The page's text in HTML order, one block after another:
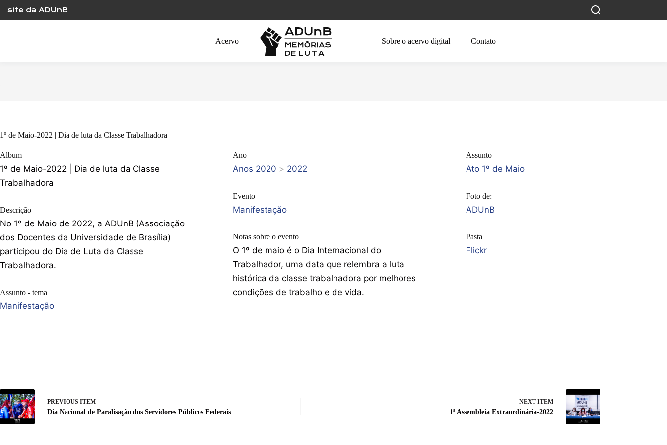
content
site da ADUnB
Acervo Sobre o acervo digital Contato
1º de Maio-2022 | Dia de luta da Classe Trabalhadora
Album
1º de Maio-2022 | Dia de luta da Classe
Trabalhadora
Descrição
No 1º de Maio de 2022, a ADUnB (Associação
dos Docentes da Universidade de Brasília)
participou do Dia de Luta da Classe
Trabalhadora.
Assunto - tema
Manifestação
Ano
Anos 2020 > 2022
Evento
Manifestação
Notas sobre o evento
O 1º de maio é o Dia Internacional do
Trabalhador, uma data que relembra a luta
histórica da classe trabalhadora por melhores
condições de trabalho e de vida.
Assunto
Ato 1º de Maio
Foto de:
ADUnB
Pasta
Flickr
PREVIOUS ITEM
Dia Nacional de Paralisação dos Servidores Públicos Federais
NEXT ITEM
1ª Assembleia Extraordinária-2022